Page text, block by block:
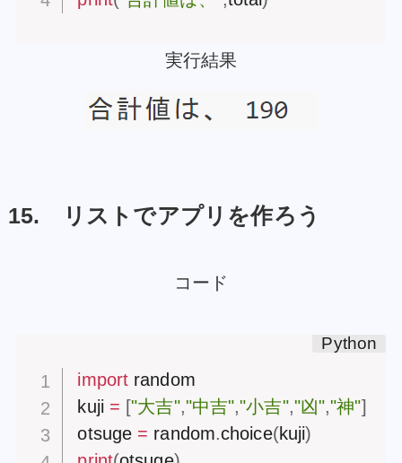
実行結果
15. リストでアプリを作ろう
コード
import random
kuji = ["大吉","中吉","小吉","凶","神"]
otsuge = random.choice(kuji)